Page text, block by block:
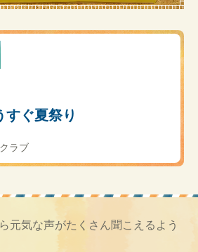
すぐ夏祭り
ラブ
元気な声がたくさん聞こえるよう